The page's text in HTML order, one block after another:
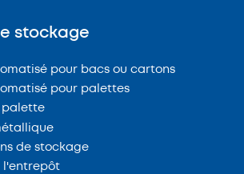
stockage
pour bacs ou cartons
pour palettes
palette
de stockage
l'entrepôt